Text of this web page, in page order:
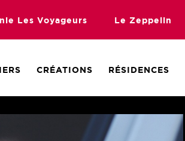
Les Voyageurs Le Zeppelin
CRÉATIONS RÉSIDENCES